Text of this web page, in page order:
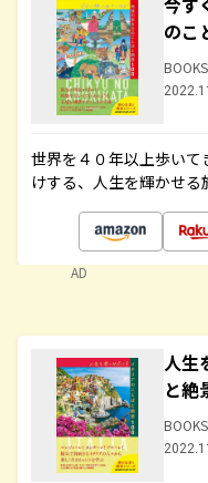
のこ
世界を４０年以上歩い
けする、人生を輝かせ
AD
人生
と絶